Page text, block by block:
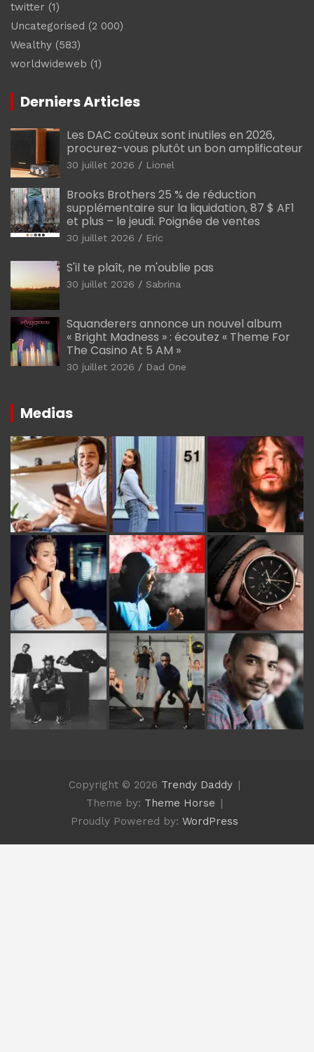
twitter (1)
Uncategorised (2 000)
Wealthy (583)
worldwideweb (1)
Derniers Articles
Les DAC coûteux sont inutiles en 2026,
procurez-vous plutôt un bon amplificateur
30 juillet 2026 Lionel
Brooks Brothers 25 % de réduction
supplémentaire sur la liquidation, 87 $ AF1
et plus – le jeudi. Poignée de ventes
30 juillet 2026 Eric
S'il te plaît, ne m'oublie pas
30 juillet 2026 Sabrina
Squanderers annonce un nouvel album
« Bright Madness » : écoutez « Theme For
The Casino At 5 AM »
30 juillet 2026 Dad One
Medias
Copyright © 2026 Trendy Daddy
Theme by: Theme Horse
Proudly Powered by: WordPress